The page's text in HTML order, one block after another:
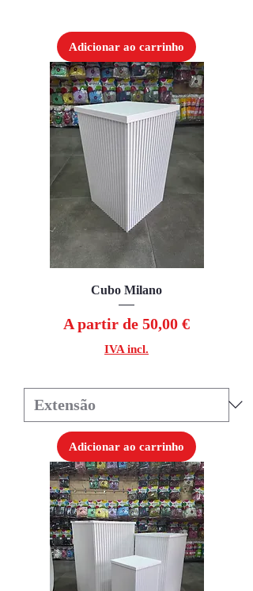
Adicionar ao carrinho
Cubo Milano
A partir de 50,00 €
Preço promocional
IVA incl.
Adicionar ao carrinho